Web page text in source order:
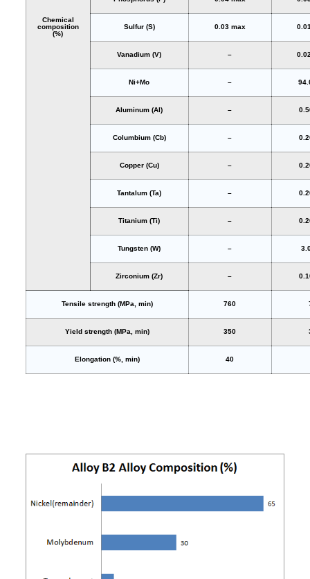
Chemical
composition
(%)
Sulfur (S) 0.03 max
Vanadium (V) –
Ni+Mo –
Aluminum (Al) –
Columbium (Cb) –
Copper (Cu) –
Tantalum (Ta) –
Titanium (Ti) –
Tungsten (W) –
Zirconium (Zr) –
Tensile strength (MPa, min) 760
Yield strength (MPa, min) 350
Elongation (%, min) 40